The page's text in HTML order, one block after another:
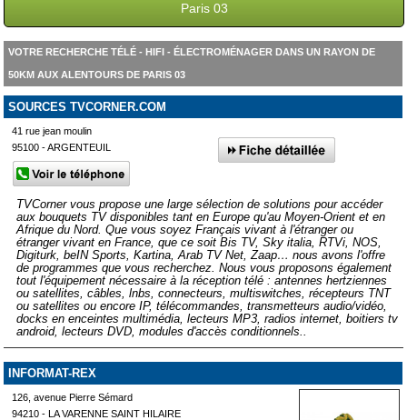
Paris 03
VOTRE RECHERCHE TÉLÉ - HIFI - ÉLECTROMÉNAGER DANS UN RAYON DE
50KM AUX ALENTOURS DE PARIS 03
SOURCES TVCORNER.COM
41 rue jean moulin
95100 - ARGENTEUIL
TVCorner vous propose une large sélection de solutions pour accéder
aux bouquets TV disponibles tant en Europe qu'au Moyen-Orient et en
Afrique du Nord. Que vous soyez Français vivant à l'étranger ou
étranger vivant en France, que ce soit Bis TV, Sky italia, RTVi, NOS,
Digiturk, beIN Sports, Kartina, Arab TV Net, Zaap… nous avons l'offre
de programmes que vous recherchez. Nous vous proposons également
tout l'équipement nécessaire à la réception télé : antennes hertziennes
ou satellites, câbles, lnbs, connecteurs, multiswitches, récepteurs TNT
ou satellites ou encore IP, télécommandes, transmetteurs audio/vidéo,
docks en enceintes multimédia, lecteurs MP3, radios internet, boitiers tv
android, lecteurs DVD, modules d'accès conditionnels..
INFORMAT-REX
126, avenue Pierre Sémard
94210 - LA VARENNE SAINT HILAIRE